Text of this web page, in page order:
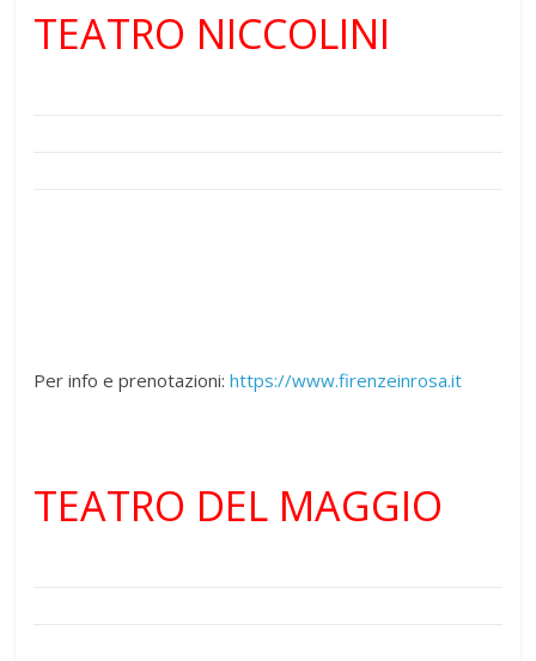
TEATRO NICCOLINI
Per info e prenotazioni:https://www.firenzeinrosa.it
TEATRO DEL MAGGIO